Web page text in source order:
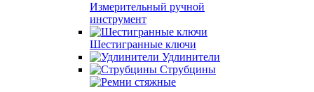
Измерительный ручной
инструмент
Шестигранные ключи
Удлинители
Струбцины